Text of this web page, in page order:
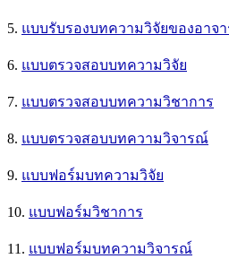
5. แบบรับรองบทความวิจัยของอาจ
6. แบบตรวจสอบบทความวิจัย
7. แบบตรวจสอบบทความวิชาการ
8. แบบตรวจสอบบทความวิจารณ์
9. แบบฟอร์มบทความวิจัย
10. แบบฟอร์มวิชาการ
11. แบบฟอร์มบทความวิจารณ์